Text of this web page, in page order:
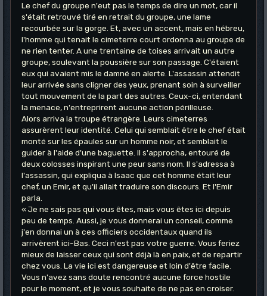
Le chef du groupe n'eut pas le temps de dire un mot, car il
s'était retrouvé tiré en retrait du groupe, une lame
recourbée sur la gorge. Et, avec un accent, mais en hébreu,
l'homme qui tenait le cimeterre court ordonna au groupe de
ne rien tenter. A une trentaine de toises arrivait un autre
groupe, soulevant la poussière sur son passage. C'étaient
eux qui avaient mis le damné en alerte. L'assassin attendit
leur arrivée sans cligner des yeux, prenant soin à surveiller
tout mouvement de la part des autres. Ceux-ci, entendant
la menace, n'entreprirent aucune action périlleuse.
Alors arriva la troupe étrangère. Leurs cimeterres
assurèrent leur identité. Celui qui semblait être le chef était
monté sur les épaules sur un homme noir, et semblait le
guider à l'aide d'une baguette. Il s'approcha, entouré de
deux colosses inspirant une peur sans nom. Il s'adressa à
l'assassin, qui expliqua à Isaac que cet homme était leur
chef, un Emir, et qu'il allait traduire son discours. Et l'Emir
parla.
« Je ne sais pas qui vous êtes, mais vous êtes ici depuis
peu de temps. Aussi, je vous donnerai un conseil, comme
j'en donnai un à ces officiers occidentaux quand ils
arrivèrent ici-Bas. Ceci n'est pas votre guerre. Vous feriez
mieux de laisser ceux qui sont déjà là en paix, et de repartir
chez vous. La vie ici est dangereuse et loin d'être facile.
Vous n'avez sans doute rencontré aucune force hostile
pour le moment, et je vous souhaite de ne pas en croiser.